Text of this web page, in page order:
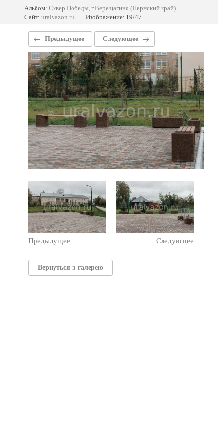
Альбом: Сквер Победы, г.Верещагино (Пермский край)
Сайт: uralvazon.ru Изображение: 19/47
Предыдущее Следующее
Предыдущее Следующее
Вернуться в галерею